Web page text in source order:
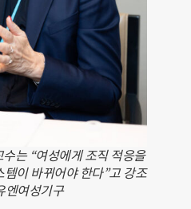
는 “여성에게 조직 적응을
템이 바뀌어야 한다”고 강조
엔여성기구